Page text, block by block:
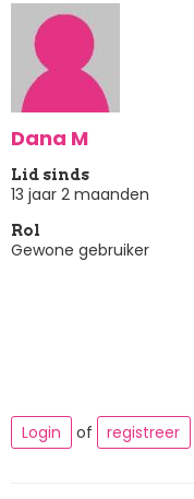
Dana M
Lid sinds
13 jaar 2 maanden
Rol
Gewone gebruiker
Login of registreer